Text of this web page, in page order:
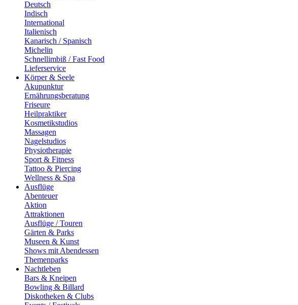
Deutsch
Indisch
International
Italienisch
Kanarisch / Spanisch
Michelin
Schnellimbiß / Fast Food
Lieferservice
Körper & Seele
Akupunktur
Ernährungsberatung
Friseure
Heilpraktiker
Kosmetikstudios
Massagen
Nagelstudios
Physiotherapie
Sport & Fitness
Tattoo & Piercing
Wellness & Spa
Ausflüge
Abenteuer
Aktion
Attraktionen
Ausflüge / Touren
Gärten & Parks
Museen & Kunst
Shows mit Abendessen
Themenparks
Nachtleben
Bars & Kneipen
Bowling & Billard
Diskotheken & Clubs